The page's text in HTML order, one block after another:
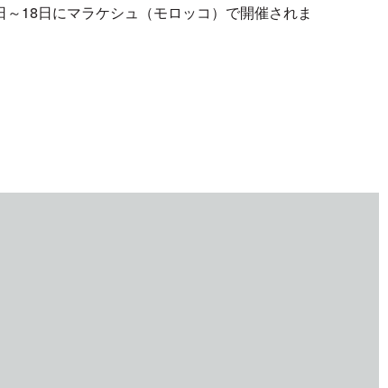
～18日にマラケシュ（モロッコ）で開催されま